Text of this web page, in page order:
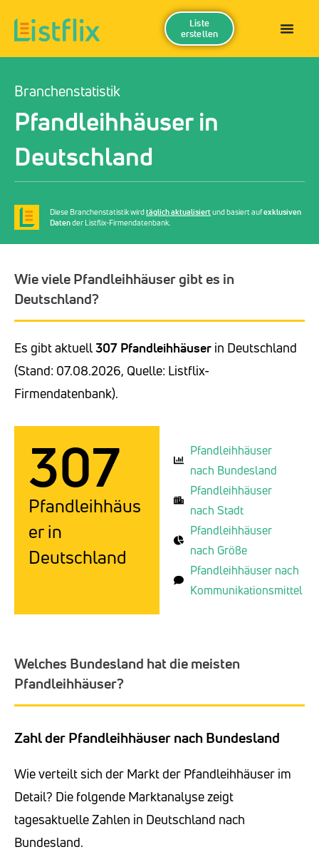
Liste
erstellen
Branchenstatistik
Pfandleihhäuser in
Deutschland
Diese Branchenstatistik wirdtäglich aktualisiertund basiert aufexklusiven
Datender Listflix-Firmendatenbank.
Wie viele Pfandleihhäuser gibt es in
Deutschland?
Es gibt aktuell307 Pfandleihhäuser in Deutschland
(Stand: 07.08.2026, Quelle: Listflix-
Firmendatenbank).
307
Pfandleihhäus
er in
Deutschland
Pfandleihhäuser
nach Bundesland
Pfandleihhäuser
nach Stadt
Pfandleihhäuser
nach Größe
Pfandleihhäuser nach
Kommunikationsmittel
Welches Bundesland hat die meisten
Pfandleihhäuser?
Zahl der Pfandleihhäuser nach Bundesland
Wie verteilt sich der Markt der Pfandleihhäuser im
Detail? Die folgende Marktanalyse zeigt
tagesaktuelle Zahlen in Deutschland nach
Bundesland.